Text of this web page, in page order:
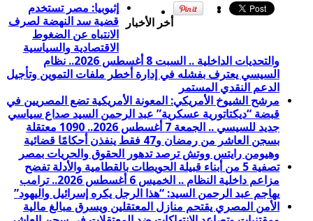
أخر الأخبار
إثيوبيا: مصر تستخدم
قضية سد النهضة لصرف
الانتباه عن الضغوط
الاقتصادية والسياسية
والتحديات الداخلية .. السبت 8 أغسطس 2026.. نظام
السيسي يعترف بفشله في إدارة أخطر ملفات التموين وتأجيل
الدعم النقدي المستمر
مرشح الشيوخ الأمريكي: المعونة الأمريكية تضع المصريين في
قبضة “ديكتاتورية عسكرية” عبد الرحمن السيد صداع سياسي
جديد للسيسي .. الجمعة 7 أغسطس 2026.. 1090 معتقلة
بسجن العاشر من رمضان و47 فقط ينفذن أحكامًا قضائية
وهيومن رايتس ووتش ترصد تدهور الحقوق والحريات بمصر
تصفية 5 من أبناء قبيلة الحويطات بالقطامية والأدلة تفضح
مزاعم داخلية النظام .. الخميس 6 أغسطس 2026.. ترامب
يهاجم عبد الرحمن السيد: “هذا الرجل يكره إسرائيل واليهود”
الأمن المصري يقتحم منازل المعتقلين ويسرق مبالغ مالية